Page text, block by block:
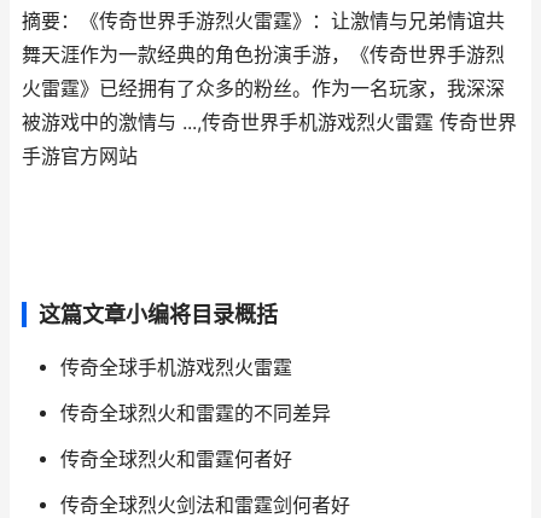
摘要：《传奇世界手游烈火雷霆》：让激情与兄弟情谊共
舞天涯作为一款经典的角色扮演手游，《传奇世界手游烈
火雷霆》已经拥有了众多的粉丝。作为一名玩家，我深深
被游戏中的激情与 ...,传奇世界手机游戏烈火雷霆 传奇世界
手游官方网站
这篇文章小编将目录概括
传奇全球手机游戏烈火雷霆
传奇全球烈火和雷霆的不同差异
传奇全球烈火和雷霆何者好
传奇全球烈火剑法和雷霆剑何者好